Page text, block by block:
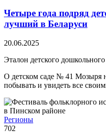
Четыре года подряд
лучший в Беларуси
20.06.2025
Эталон детского
О детском саде № 41 Мозыря
побывать и увидеть все
Регионы
702